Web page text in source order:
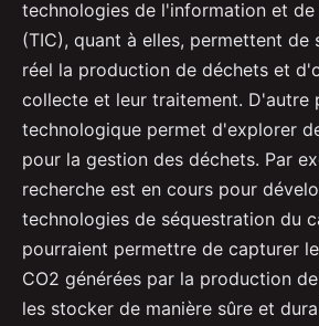
technologies de l'information et
(TIC), quant à elles, permettent de
réel la production de déchets et
collecte et leur traitement. D'autre
technologique permet d'explorer
pour la gestion des déchets. Par
recherche est en cours pour
technologies de séquestration du
pourraient permettre de capturer
CO2 générées par la production
les stocker de manière sûre et